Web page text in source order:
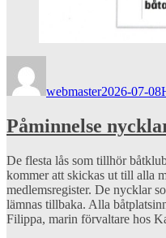
webmaster2026-07-08
Påminnelse
De flesta lås som tillhör
kommer att skickas ut till alla
medlemsregister. De nycklar
lämnas tillbaka. Alla
Filippa, marin förvaltare hos